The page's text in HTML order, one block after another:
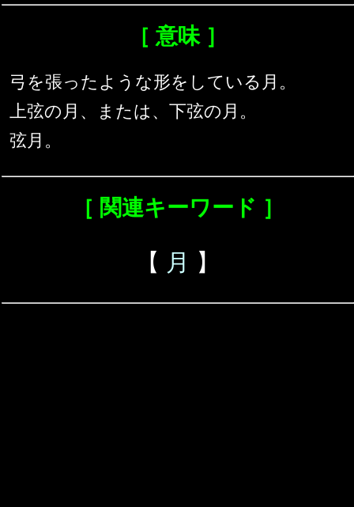
［ 意味 ］
弓を張ったような形をしている月。
上弦の月、または、下弦の月。
弦月。
［ 関連キーワード ］
【 月 】